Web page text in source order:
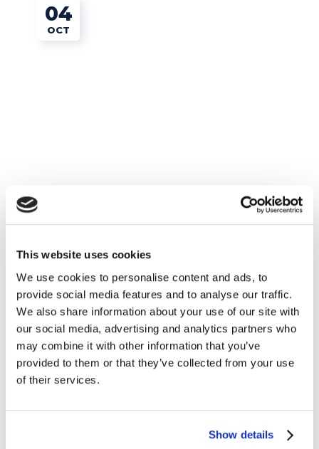
This website uses cookies
We use cookies to personalise content and ads, to
provide social media features and to analyse our traffic.
We also share information about your use of our site with
our social media, advertising and analytics partners who
may combine it with other information that you’ve
provided to them or that they’ve collected from your use
of their services.
Show details
04
OCT
CULTURE
8 podcasts pour apprendre l’anglais
READ MORE
22
MAI